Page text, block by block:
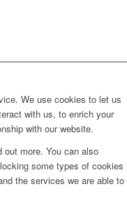
We use cookies to let us
with us, to enrich your
with our website.
out more. You can also
some types of cookies
the services we are able to